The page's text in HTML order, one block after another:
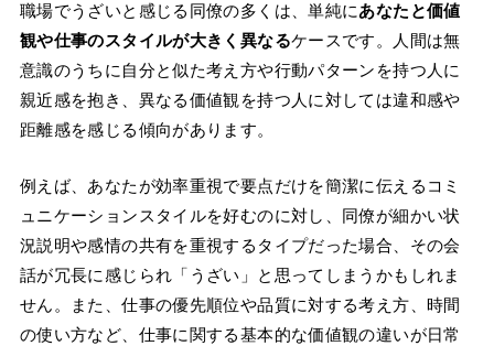
職場でうざいと感じる同僚の多くは、単純にあなたと価値
観や仕事のスタイルが大きく異なるケースです。人間は無
意識のうちに自分と似た考え方や行動パターンを持つ人に
親近感を抱き、異なる価値観を持つ人に対しては違和感や
距離感を感じる傾向があります。
例えば、あなたが効率重視で要点だけを簡潔に伝えるコミ
ュニケーションスタイルを好むのに対し、同僚が細かい状
況説明や感情の共有を重視するタイプだった場合、その会
話が冗長に感じられ「うざい」と思ってしまうかもしれま
せん。また、仕事の優先順位や品質に対する考え方、時間
の使い方など、仕事に関する基本的な価値観の違いが日常